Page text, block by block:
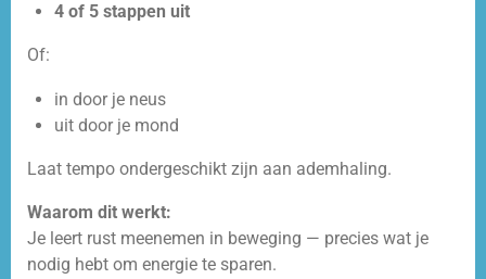
4 of 5 stappen uit
Of:
in door je neus
uit door je mond
Laat tempo ondergeschikt zijn aan ademhaling.
Waarom dit werkt:
Je leert rust meenemen in beweging — precies wat je
nodig hebt om energie te sparen.